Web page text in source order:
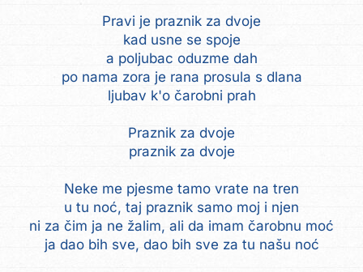
Pravi je praznik za dvoje
kad usne se spoje
a poljubac oduzme dah
po nama zora je rana prosula s dlana
ljubav k'o čarobni prah
Praznik za dvoje
praznik za dvoje
Neke me pjesme tamo vrate na tren
u tu noć, taj praznik samo moj i njen
ni za čim ja ne žalim, ali da imam čarobnu moć
ja dao bih sve, dao bih sve za tu našu noć